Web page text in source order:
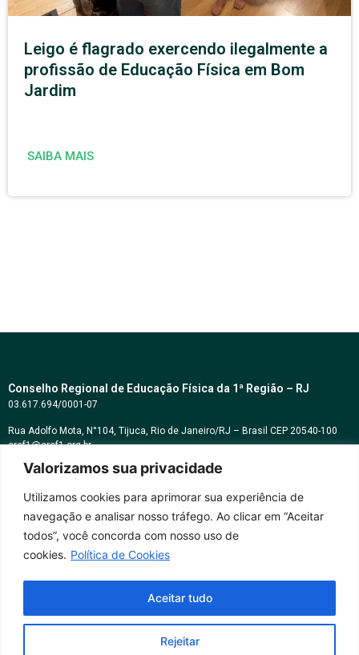
Valorizamos sua privacidade
Utilizamos cookies para aprimorar sua experiência de
navegação e analisar nosso tráfego. Ao clicar em “Aceitar
todos”, você concorda com nosso uso de
cookies. Política de Cookies
Rejeitar
Aceitar tudo
Leigo é flagrado exercendo ilegalmente a
profissão de Educação Física em Bom
Jardim
SAIBA MAIS
Conselho Regional de Educação Física da 1ª Região – RJ
03.617.694/0001-07
Rua Adolfo Mota, N°104, Tijuca, Rio de Janeiro/RJ – Brasil CEP 20540-100
cref1@cref1.org.br
Assessoria de comunicação:
Horários de atendimento:
Whatsapp: (21) 2569-2398